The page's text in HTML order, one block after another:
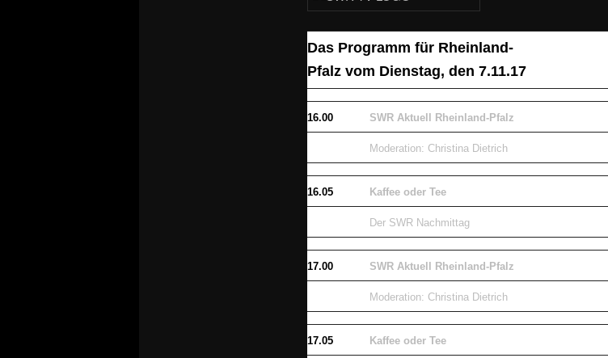
Das Programm für Rheinland-
Pfalz vom Dienstag, den 7.11.17
16.00 SWR Aktuell Rheinland-Pfalz
Moderation: Christina Dietrich
16.05 Kaffee oder Tee
Der SWR Nachmittag
17.00 SWR Aktuell Rheinland-Pfalz
Moderation: Christina Dietrich
17.05 Kaffee oder Tee